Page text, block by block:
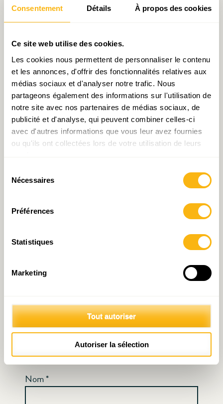
Consentement Détails À propos des cookies
Ce site web utilise des cookies.
Les cookies nous permettent de personnaliser le contenu
et les annonces, d'offrir des fonctionnalités relatives aux
médias sociaux et d'analyser notre trafic. Nous
partageons également des informations sur l'utilisation de
notre site avec nos partenaires de médias sociaux, de
publicité et d'analyse, qui peuvent combiner celles-ci
avec d'autres informations que vous leur avez fournies
ou qu'ils ont collectées lors de votre utilisation de leurs
Nécessaires
Préférences
Statistiques
Marketing
Tout autoriser
Autoriser la sélection
Prendre contact avec Sarah Mellouet
Partager:
Votre adresse e-mail ne sera pas publiée.
Les
Nom*